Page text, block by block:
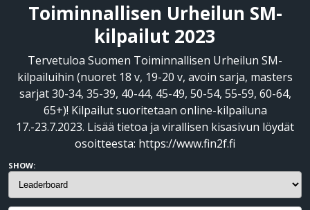
Toiminnallisen Urheilun SM-
kilpailut 2023
Tervetuloa Suomen Toiminnallisen Urheilun SM-
kilpailuihin (nuoret 18 v, 19-20 v, avoin sarja, masters
sarjat 30-34, 35-39, 40-44, 45-49, 50-54, 55-59, 60-64,
65+)! Kilpailut suoritetaan online-kilpailuna
17.-23.7.2023. Lisää tietoa ja virallisen kisasivun löydät
osoitteesta: https://www.fin2f.fi
SHOW: